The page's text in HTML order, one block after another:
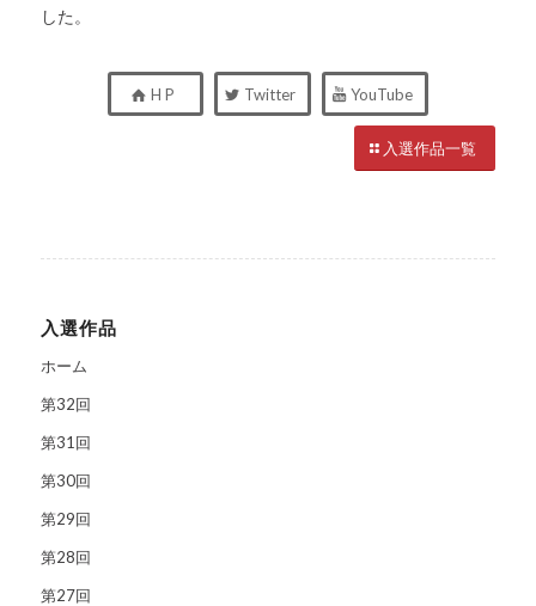
した。
H P Twitter YouTube
入選作品一覧
入選作品
ホーム
第32回
第31回
第30回
第29回
第28回
第27回